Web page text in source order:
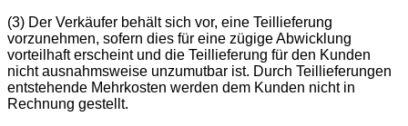
(3) Der Verkäufer behält sich vor, eine Teillieferung
vorzunehmen, sofern dies für eine zügige Abwicklung
vorteilhaft erscheint und die Teillieferung für den Kunden
nicht ausnahmsweise unzumutbar ist. Durch Teillieferungen
entstehende Mehrkosten werden dem Kunden nicht in
Rechnung gestellt.